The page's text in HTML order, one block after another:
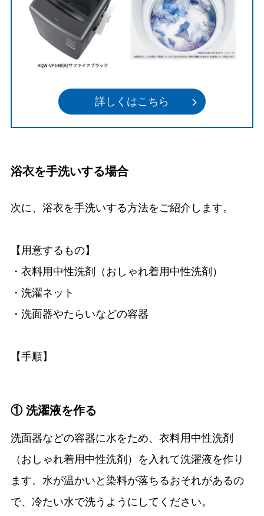
詳しくはこちら
浴衣を手洗いする場合
次に、浴衣を手洗いする方法をご紹介します。
【用意するもの】
・衣料用中性洗剤（おしゃれ着用中性洗剤）
・洗濯ネット
・洗面器やたらいなどの容器
【手順】
① 洗濯液を作る
洗面器などの容器に水をため、衣料用中性洗剤
（おしゃれ着用中性洗剤）を入れて洗濯液を作り
ます。水が温かいと染料が落ちるおそれがあるの
で、冷たい水で洗うようにしてください。